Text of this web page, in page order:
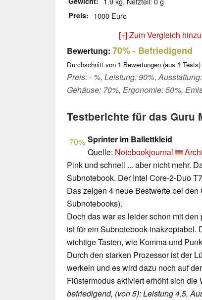
Preis 1000 Euro
[+] Zum Vergleich
Bewertung: 70%- Befriedigend
Durchschnitt von 1 Bewertungen (aus 1 Tests)
Preis: - %, Leistung: 90%,
Gehäuse: 70%, Ergonomie: 50%,
Testberichte für das Guru
70% Sprinter im Ballettkleid
Quelle: Notebookjournal
Pink und schnell ... aber nicht mehr.
Subnotebook. Der Intel Core-2-Duo
Das zeigen 4 neue Bestwerte bei
Subnotebooks).
Doch das war es leider schon mit
ist für ein Subnotebook inakzeptabel.
wichtige Tasten, wie Komma und
Durch den starken Prozessor ist der
werkeln und es wird dazu noch auf
Flüstermodus aktiviert erhöht sich
befriedigend, (von 5): Leistung 4.5,